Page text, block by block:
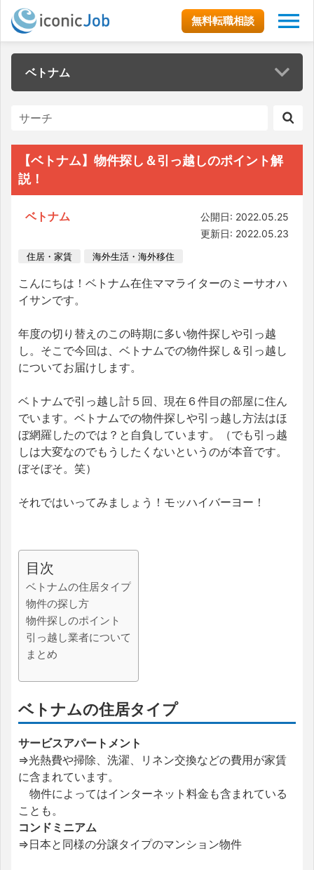
無料転職相談
ベトナム
【ベトナム】物件探し＆引っ越しのポイント解
説！
ベトナム
公開日: 2022.05.25
更新日: 2022.05.23
住居・家賃 海外生活・海外移住
こんにちは！ベトナム在住ママライターのミーサオハ
イサンです。
年度の切り替えのこの時期に多い物件探しや引っ越
し。そこで今回は、ベトナムでの物件探し＆引っ越し
についてお届けします。
ベトナムで引っ越し計５回、現在６件目の部屋に住ん
でいます。ベトナムでの物件探しや引っ越し方法はほ
ぼ網羅したのでは？と自負しています。（でも引っ越
しは大変なのでもうしたくないというのが本音です。
ぼそぼそ。笑）
それではいってみましょう！モッハイバーヨー！
目次
ベトナムの住居タイプ
物件の探し方
物件探しのポイント
引っ越し業者について
まとめ
ベトナムの住居タイプ
サービスアパートメント
⇒光熱費や掃除、洗濯、リネン交換などの費用が家賃
に含まれています。
物件によってはインターネット料金も含まれている
ことも。
コンドミニアム
⇒日本と同様の分譲タイプのマンション物件